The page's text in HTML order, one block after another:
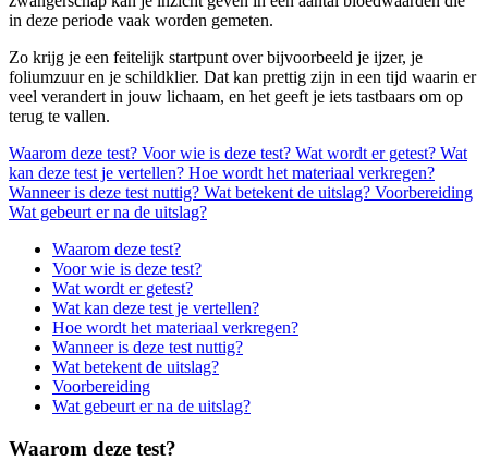
in deze periode vaak worden gemeten.
Zo krijg je een feitelijk startpunt over bijvoorbeeld je ijzer, je
foliumzuur en je schildklier. Dat kan prettig zijn in een tijd waarin er
veel verandert in jouw lichaam, en het geeft je iets tastbaars om op
terug te vallen.
Waarom deze test? Voor wie is deze test? Wat wordt er getest? Wat
kan deze test je vertellen? Hoe wordt het materiaal verkregen?
Wanneer is deze test nuttig? Wat betekent de uitslag? Voorbereiding
Wat gebeurt er na de uitslag?
Waarom deze test?
Voor wie is deze test?
Wat wordt er getest?
Wat kan deze test je vertellen?
Hoe wordt het materiaal verkregen?
Wanneer is deze test nuttig?
Wat betekent de uitslag?
Voorbereiding
Wat gebeurt er na de uitslag?
Waarom deze test?